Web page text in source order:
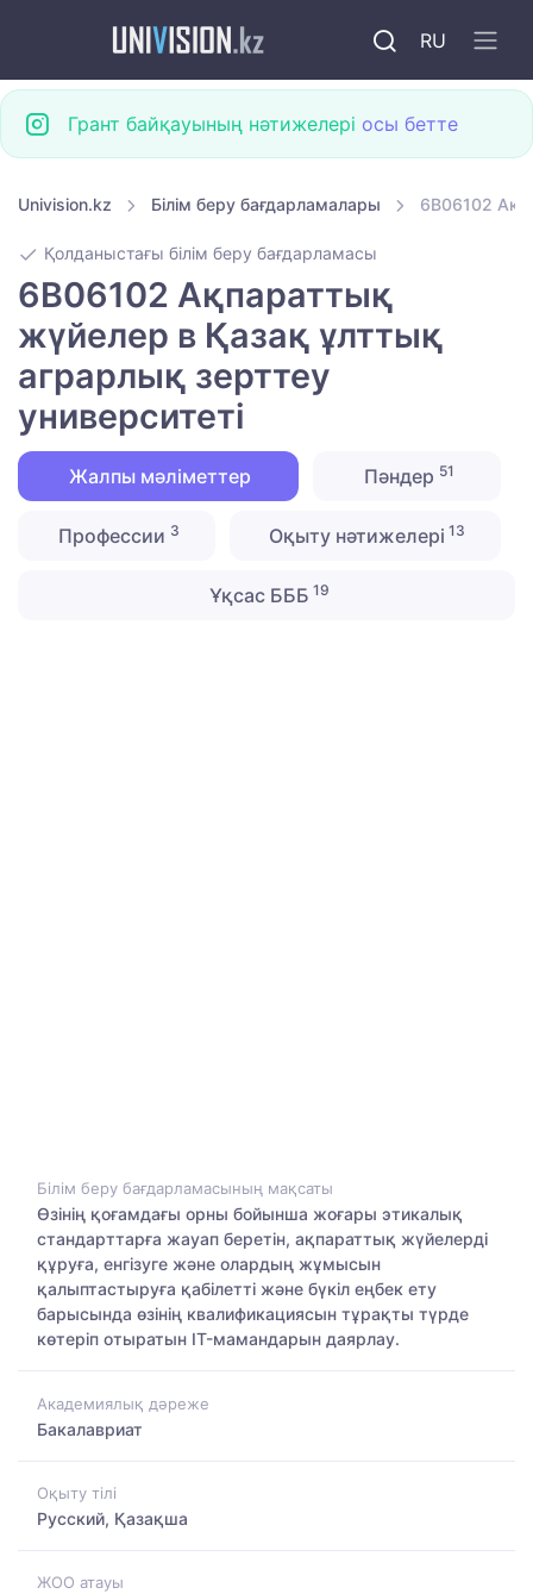
RU
Грант байқауының нәтижелері осы бетте
Univision.kz Білім беру бағдарламалары 6B06102
Қолданыстағы білім беру бағдарламасы
6B06102 Ақпараттық
жүйелер в Қазақ ұлттық
аграрлық зерттеу
университеті
Жалпы мәліметтер Пәндер 51
Профессии 3 Оқыту нәтижелері 13
Ұқсас БББ 19
Білім беру бағдарламасының мақсаты
Өзінің қоғамдағы орны бойынша жоғары этикалық
стандарттарға жауап беретін, ақпараттық жүйелерді
құруға, енгізуге және олардың жұмысын
қалыптастыруға қабілетті және бүкіл еңбек ету
барысында өзінің квалификациясын тұрақты түрде
көтеріп отыратын IT-мамандарын даярлау.
Академиялық дәреже
Бакалавриат
Оқыту тілі
Русский, Қазақша
ЖОО атауы